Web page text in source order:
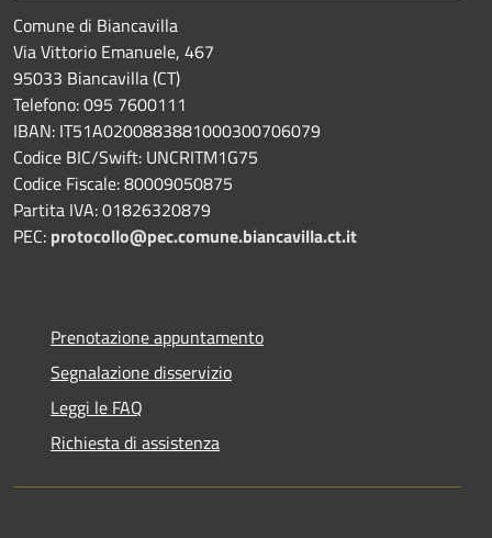
Comune di Biancavilla
Via Vittorio Emanuele, 467
95033 Biancavilla (CT)
Telefono: 095 7600111
IBAN: IT51A0200883881000300706079
Codice BIC/Swift: UNCRITM1G75
Codice Fiscale: 80009050875
Partita IVA: 01826320879
PEC: protocollo@pec.comune.biancavilla.ct.it
Prenotazione appuntamento
Segnalazione disservizio
Leggi le FAQ
Richiesta di assistenza